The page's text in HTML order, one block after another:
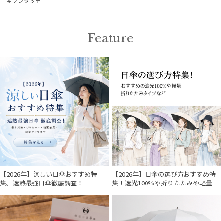
件
Feature
【2026年】涼しい日傘おすすめ特
集。遮熱最強日傘徹底調査！
【2026年】日傘の選び方おすすめ特
集！遮光100%や折りたたみや軽量